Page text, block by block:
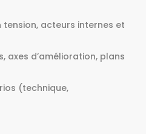
acteurs internes et
axes d’amélioration, plans
(technique,